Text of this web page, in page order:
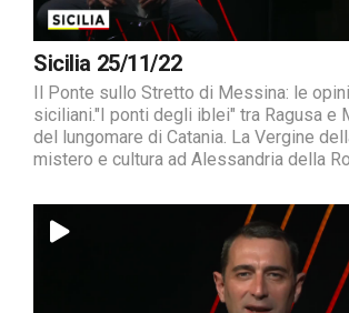
Sicilia 25/11/22
Il Ponte sullo Stretto di Messina: le
siciliani."I ponti degli iblei" tra Ragusa e
del lungomare di Catania. La Vergine
mistero e cultura ad Alessandria della